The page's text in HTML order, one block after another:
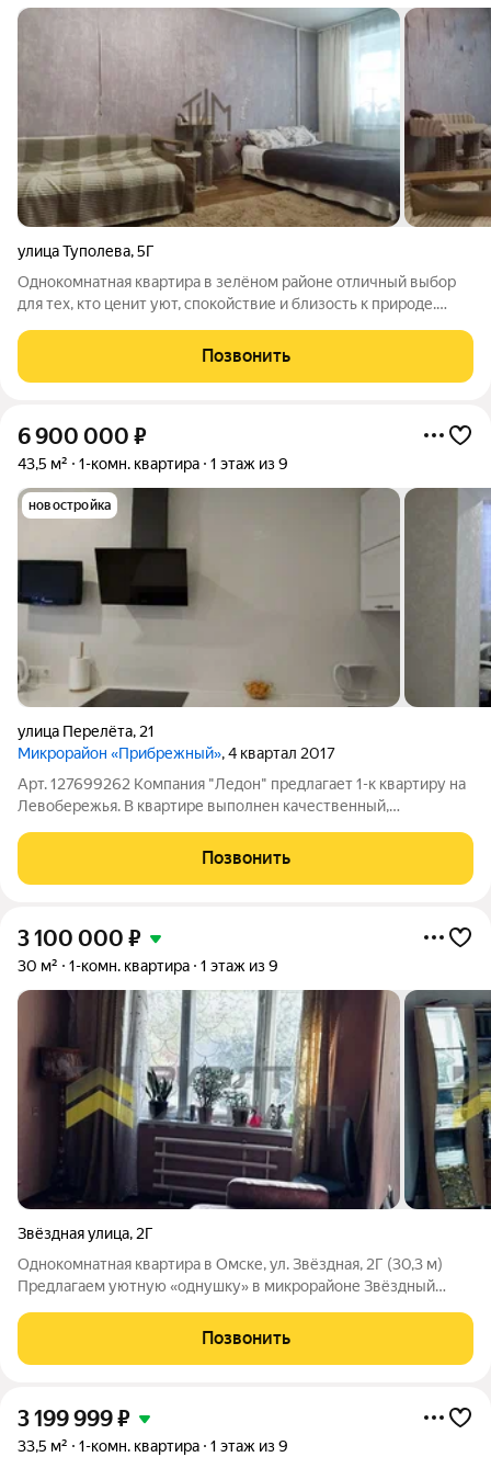
улица Туполева,5Г
Однокомнатная квартира в зелёном районе отличный выбор
для тех, кто ценит уют, спокойствие и близость к природе.
зону отдыха, и рабочее место: здесь хватит пространства для
кровати или дивана,
Позвонить
6 900 000 ₽
43,5 м² 1-комн. квартира 1 этаж из 9
новостройка
улица Перелёта, 21
Микрорайон «Прибрежный», 4 квартал 2017
Арт. 127699262 Компания "Ледон" предлагает 1-к квартиру на
Левобережья. В квартире выполнен качественный,
продаже в квартире остается кухонный гарнитур с техникой
для приготовления пищи и
Позвонить
3 100 000 ₽
30 м² 1-комн. квартира 1 этаж из 9
Звёздная улица, 2Г
Однокомнатная квартира в Омске, ул. Звёздная, 2Г (30,3 м)
Предлагаем уютную «однушку» в микрорайоне Звёздный
плюсах: Локация с
Позвонить
3 199 999₽
33,5 м² 1-комн. квартира 1 этаж из 9